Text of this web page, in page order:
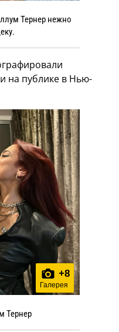
Тернер нежно
на публике в Нью-
+8
Галерея
Тернер